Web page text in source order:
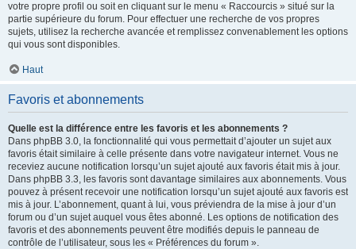
votre propre profil ou soit en cliquant sur le menu « Raccourcis » situé sur la
partie supérieure du forum. Pour effectuer une recherche de vos propres
sujets, utilisez la recherche avancée et remplissez convenablement les options
qui vous sont disponibles.
Haut
Favoris et abonnements
Quelle est la différence entre les favoris et les abonnements ?
Dans phpBB 3.0, la fonctionnalité qui vous permettait d’ajouter un sujet aux
favoris était similaire à celle présente dans votre navigateur internet. Vous ne
receviez aucune notification lorsqu’un sujet ajouté aux favoris était mis à jour.
Dans phpBB 3.3, les favoris sont davantage similaires aux abonnements. Vous
pouvez à présent recevoir une notification lorsqu’un sujet ajouté aux favoris est
mis à jour. L’abonnement, quant à lui, vous préviendra de la mise à jour d’un
forum ou d’un sujet auquel vous êtes abonné. Les options de notification des
favoris et des abonnements peuvent être modifiés depuis le panneau de
contrôle de l’utilisateur, sous les « Préférences du forum ».